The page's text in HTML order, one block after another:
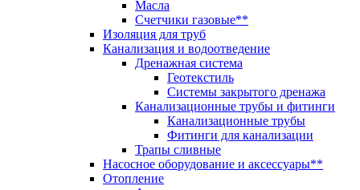
Масла
Счетчики газовые**
Изоляция для труб
Канализация и водоотведение
Дренажная система
Геотекстиль
Системы закрытого дренажа
Канализационные трубы и фитинги
Канализационные трубы
Фитинги для канализации
Трапы сливные
Насосное оборудование и аксессуары**
Отопление